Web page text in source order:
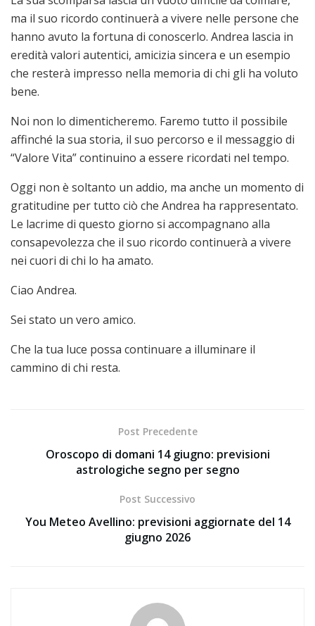
ma il suo ricordo continuerà a vivere nelle persone che
hanno avuto la fortuna di conoscerlo. Andrea lascia in
eredità valori autentici, amicizia sincera e un esempio
che resterà impresso nella memoria di chi gli ha voluto
bene.
Noi non lo dimenticheremo. Faremo tutto il possibile
affinché la sua storia, il suo percorso e il messaggio di
“Valore Vita” continuino a essere ricordati nel tempo.
Oggi non è soltanto un addio, ma anche un momento di
gratitudine per tutto ciò che Andrea ha rappresentato.
Le lacrime di questo giorno si accompagnano alla
consapevolezza che il suo ricordo continuerà a vivere
nei cuori di chi lo ha amato.
Ciao Andrea.
Sei stato un vero amico.
Che la tua luce possa continuare a illuminare il
cammino di chi resta.
Post Precedente
Oroscopo di domani 14 giugno: previsioni
astrologiche segno per segno
Post Successivo
You Meteo Avellino: previsioni aggiornate del 14
giugno 2026